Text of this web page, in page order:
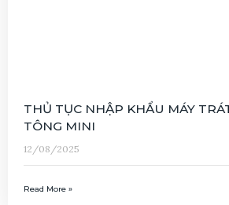
THỦ TỤC NHẬP KHẨU MÁY
TÔNG MINI
12/08/2025
Read More »